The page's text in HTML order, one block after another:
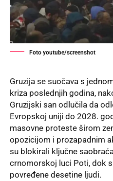
Foto youtube/screenshot
Gruzija se suočava s
kriza poslednjih godina,
Gruzijski san odlučila da
Evropskoj uniji do 2028.
masovne proteste širom
opozicijom i prozapadnim
su blokirali ključne
crnomorskoj luci Poti, dok
povređene desetine ljudi.